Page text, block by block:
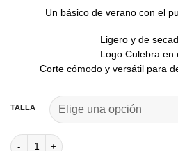
Un básico de verano con el
Ligero y de
Logo Culebra en
Corte cómodo y versátil para
TALLA
Bañador hombre Culebra cantidad